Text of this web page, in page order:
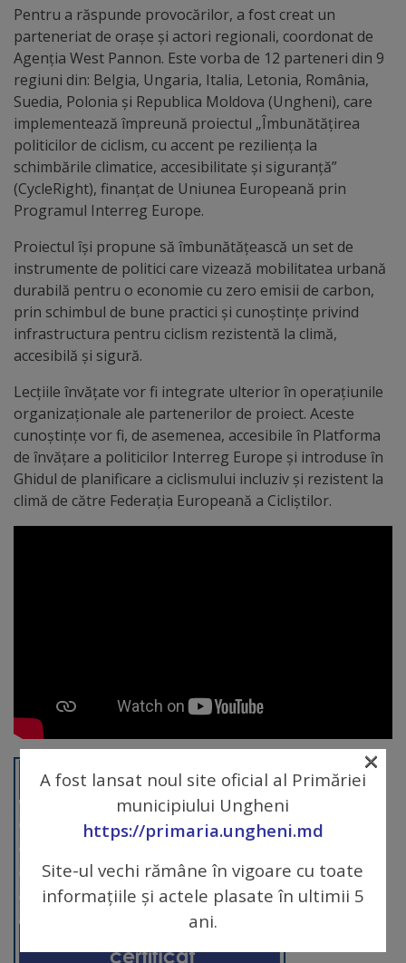
Diplome
de
Excelență
Ungheniul
turistic
Obiective
turistice
Sculpturi
(harta
sculpturilor)
Monumente
arhitecturale
Personalități
marcante
în
imagini
Galerie
video
Galerii
foto
Administrație
Pentru a răspunde provocărilor, a fost creat un
parteneriat de orașe și actori regionali, coordonat de
Agenția West Pannon. Este vorba de 12 parteneri din 9
regiuni din: Belgia, Ungaria, Italia, Letonia, România,
Suedia, Polonia și Republica Moldova (Ungheni), care
implementează împreună proiectul „Îmbunătățirea
politicilor de ciclism, cu accent pe reziliența la
schimbările climatice, accesibilitate și siguranță”
(CycleRight), finanțat de Uniunea Europeană prin
Programul Interreg Europe.
Proiectul își propune să îmbunătățească un set de
instrumente de politici care vizează mobilitatea urbană
durabilă pentru o economie cu zero emisii de carbon,
prin schimbul de bune practici și cunoștințe privind
infrastructura pentru ciclism rezistentă la climă,
accesibilă și sigură.
Lecțiile învățate vor fi integrate ulterior în operațiunile
organizaționale ale partenerilor de proiect. Aceste
cunoștințe vor fi, de asemenea, accesibile în Platforma
de învățare a politicilor Interreg Europe și introduse în
Ghidul de planificare a ciclismului incluziv și rezistent la
climă de către Federația Europeană a Cicliștilor.
A fost lansat noul site oficial al Primăriei
municipiului Ungheni
https://primaria.ungheni.md
Site-ul vechi rămâne în vigoare cu toate
informațiile și actele plasate în ultimii 5
ani.
×